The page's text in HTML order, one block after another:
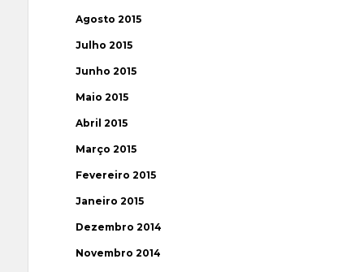
Agosto 2015
Julho 2015
Junho 2015
Maio 2015
Abril 2015
Março 2015
Fevereiro 2015
Janeiro 2015
Dezembro 2014
Novembro 2014